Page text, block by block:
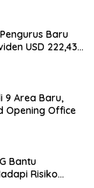
Baru
USD 222,43
9 Area Baru,
Opening Office
Bantu
Risiko